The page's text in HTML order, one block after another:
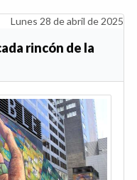
Lunes 28 de abril de 2025
rincón de la